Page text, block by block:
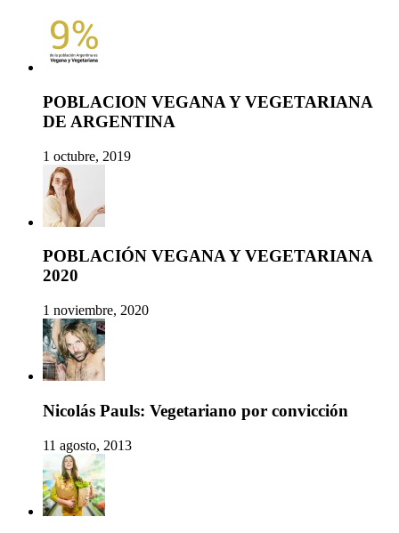
POBLACION VEGANA Y VEGETARIANA
DE ARGENTINA
1 octubre, 2019
POBLACIÓN VEGANA Y VEGETARIANA
2020
1 noviembre, 2020
Nicolás Pauls: Vegetariano por convicción
11 agosto, 2013